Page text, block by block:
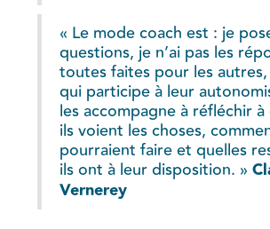
« Le mode coach est : je
questions, je n’ai pas les
toutes faites pour les autres,
qui participe à leur
les accompagne à réfléchir
ils voient les choses,
pourraient faire et quelles
ils ont à leur disposition. »
Vernerey